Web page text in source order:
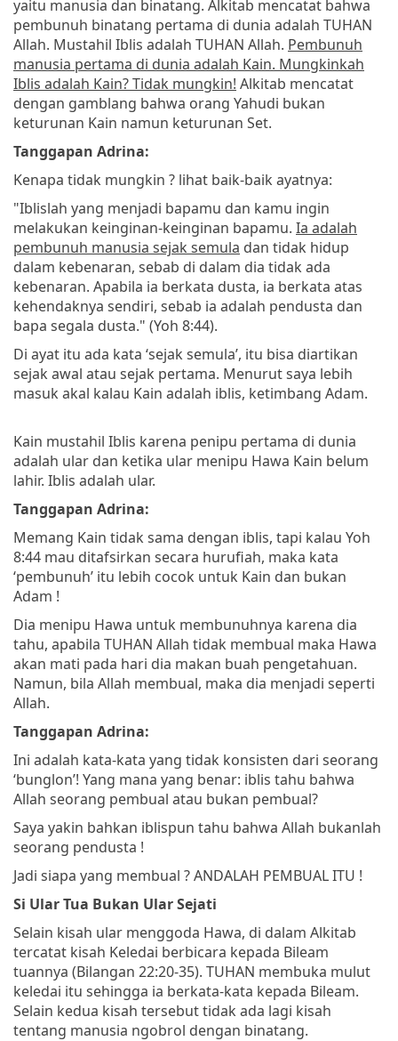
yaitu manusia dan binatang. Alkitab mencatat bahwa
pembunuh binatang pertama di dunia adalah TUHAN
Allah. Mustahil Iblis adalah TUHAN Allah. Pembunuh
manusia pertama di dunia adalah Kain. Mungkinkah
Iblis adalah Kain? Tidak mungkin! Alkitab mencatat
dengan gamblang bahwa orang Yahudi bukan
keturunan Kain namun keturunan Set.
Tanggapan Adrina:
Kenapa tidak mungkin ? lihat baik-baik ayatnya:
"Iblislah yang menjadi bapamu dan kamu ingin
melakukan keinginan-keinginan bapamu. Ia adalah
pembunuh manusia sejak semula dan tidak hidup
dalam kebenaran, sebab di dalam dia tidak ada
kebenaran. Apabila ia berkata dusta, ia berkata atas
kehendaknya sendiri, sebab ia adalah pendusta dan
bapa segala dusta." (Yoh 8:44).
Di ayat itu ada kata ‘sejak semula’, itu bisa diartikan
sejak awal atau sejak pertama. Menurut saya lebih
masuk akal kalau Kain adalah iblis, ketimbang Adam.
Kain mustahil Iblis karena penipu pertama di dunia
adalah ular dan ketika ular menipu Hawa Kain belum
lahir. Iblis adalah ular.
Tanggapan Adrina:
Memang Kain tidak sama dengan iblis, tapi kalau Yoh
8:44 mau ditafsirkan secara hurufiah, maka kata
‘pembunuh’ itu lebih cocok untuk Kain dan bukan
Adam !
Dia menipu Hawa untuk membunuhnya karena dia
tahu, apabila TUHAN Allah tidak membual maka Hawa
akan mati pada hari dia makan buah pengetahuan.
Namun, bila Allah membual, maka dia menjadi seperti
Allah.
Tanggapan Adrina:
Ini adalah kata-kata yang tidak konsisten dari seorang
‘bunglon’! Yang mana yang benar: iblis tahu bahwa
Allah seorang pembual atau bukan pembual?
Saya yakin bahkan iblispun tahu bahwa Allah bukanlah
seorang pendusta !
Jadi siapa yang membual ? ANDALAH PEMBUAL ITU !
Si Ular Tua Bukan Ular Sejati
Selain kisah ular menggoda Hawa, di dalam Alkitab
tercatat kisah Keledai berbicara kepada Bileam
tuannya (Bilangan 22:20-35). TUHAN membuka mulut
keledai itu sehingga ia berkata-kata kepada Bileam.
Selain kedua kisah tersebut tidak ada lagi kisah
tentang manusia ngobrol dengan binatang.